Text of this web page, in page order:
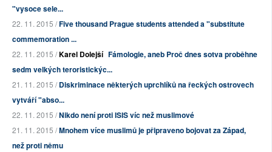
"vysoce sele...
22. 11. 2015 /Five thousand Prague students attended a "substitute
commemoration ...
22. 11. 2015 /Karel Dolejší Fámologie, aneb Proč dnes sotva proběhne
sedm velkých teroristickýc...
21. 11. 2015 /Diskriminace některých uprchlíků na řeckých ostrovech
vytváří "abso...
22. 11. 2015 /Nikdo není proti ISIS víc než muslimové
21. 11. 2015 /Mnohem více muslimů je připraveno bojovat za Západ,
než proti němu